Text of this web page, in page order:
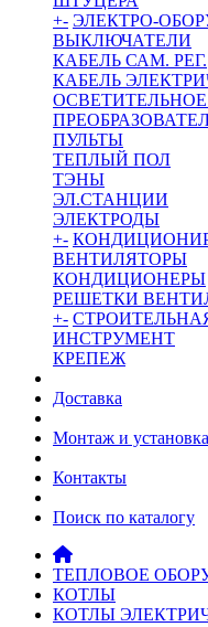
+- ЭЛЕКТРО-
ВЫКЛЮЧАТЕЛИ
КАБЕЛЬ САМ. РЕГ.
КАБЕЛЬ
ПУЛЬТЫ
ТЕПЛЫЙ ПОЛ
ТЭНЫ
ЭЛ.СТАНЦИИ
ЭЛЕКТРОДЫ
+-
ВЕНТИЛЯТОРЫ
КОНДИЦИОНЕРЫ
РЕШЕТКИ
+-
ИНСТРУМЕНТ
КРЕПЕЖ
Доставка
Монтаж и установка
Контакты
Поиск по каталогу
ТЕПЛОВОЕ
КОТЛЫ
КОТЛЫ